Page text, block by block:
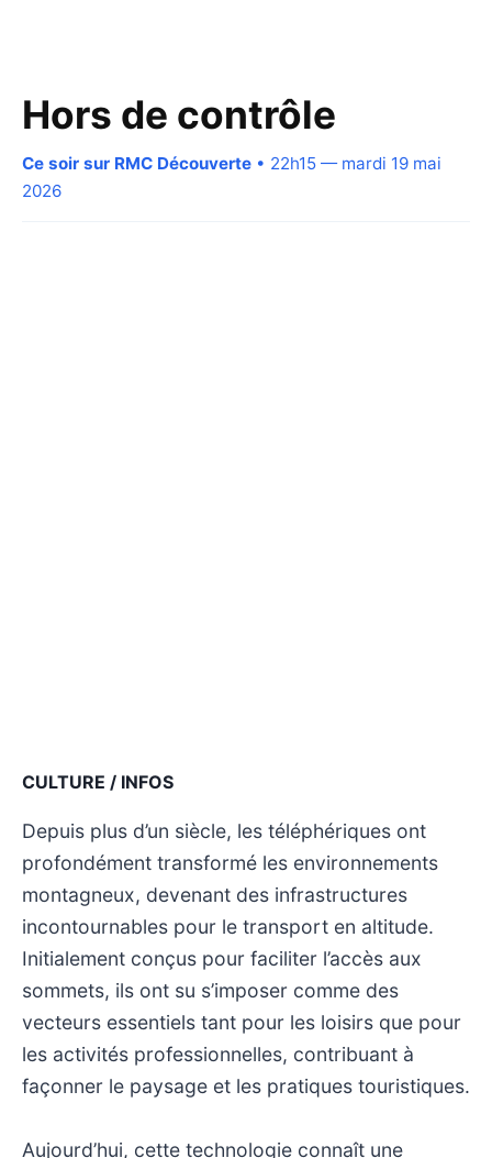
Hors de contrôle
Ce soir sur RMC Découverte • 22h15 — mardi 19 mai
2026
CULTURE / INFOS
Depuis plus d’un siècle, les téléphériques ont
profondément transformé les environnements
montagneux, devenant des infrastructures
incontournables pour le transport en altitude.
Initialement conçus pour faciliter l’accès aux
sommets, ils ont su s’imposer comme des
vecteurs essentiels tant pour les loisirs que pour
les activités professionnelles, contribuant à
façonner le paysage et les pratiques touristiques.
Aujourd’hui, cette technologie connaît une